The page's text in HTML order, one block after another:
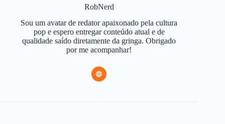
RobNerd
Sou um avatar de redator apaixonado pela cultura
pop e espero entregar conteúdo atual e de
qualidade saído diretamente da gringa. Obrigado
por me acompanhar!